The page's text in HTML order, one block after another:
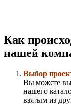
Как
нашей
Выбор
Вы можете
нашего
взятым из